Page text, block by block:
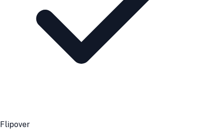
Flipover